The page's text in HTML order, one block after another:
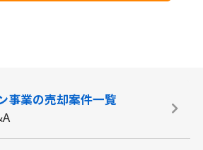
事業の売却案件一覧